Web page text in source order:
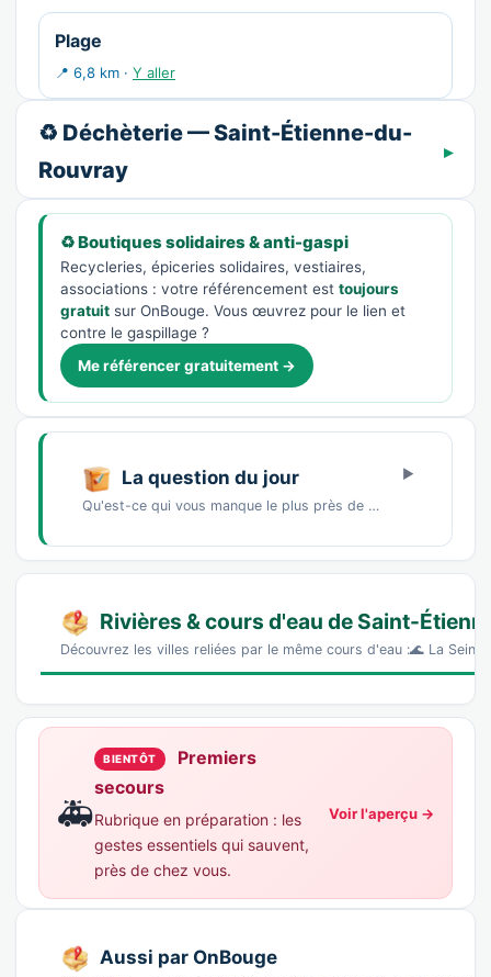
Plage
📍 6,8 km · Y aller
♻️ Déchèterie — Saint-Étienne-du-
Rouvray
♻️ Boutiques solidaires & anti-gaspi
Recycleries, épiceries solidaires, vestiaires,
associations : votre référencement est toujours
gratuit sur OnBouge. Vous œuvrez pour le lien et
contre le gaspillage ?
Me référencer gratuitement →
La question du jour
Qu'est-ce qui vous manque le plus près de chez vous ?Un marché de producteursDes commerces…
Rivières & cours d'eau de Saint-
Découvrez les villes reliées par le même cours d'eau :🌊 La
🚑
BIENTÔT
Premiers
secours
Rubrique en préparation : les
gestes essentiels qui sauvent,
près de chez vous.
Voir l'aperçu →
Aussi par OnBouge